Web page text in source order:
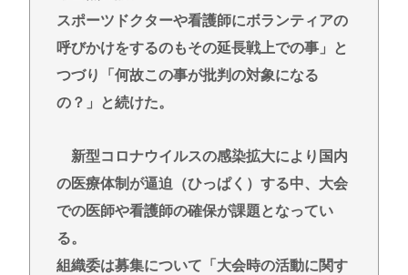
スポーツドクターや看護師にボランティアの
呼びかけをするのもその延長戦上での事」と
つづり「何故この事が批判の対象になる
の？」と続けた。
新型コロナウイルスの感染拡大により国内
の医療体制が逼迫（ひっぱく）する中、大会
での医師や看護師の確保が課題となってい
る。
組織委は募集について「大会時の活動に関す